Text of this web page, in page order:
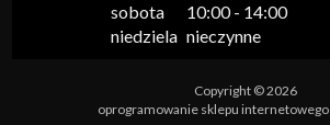
sobota
niedziela
10:00 - 14:00
nieczynne
Copyright © 2026
oprogramowanie sklepu internetowego